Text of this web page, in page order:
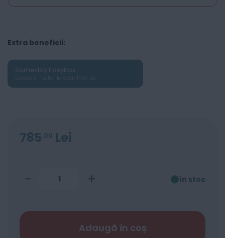
Extra beneficii:
Sameday Easybox
785 00 Lei
- + în stoc
Adaugă în coș